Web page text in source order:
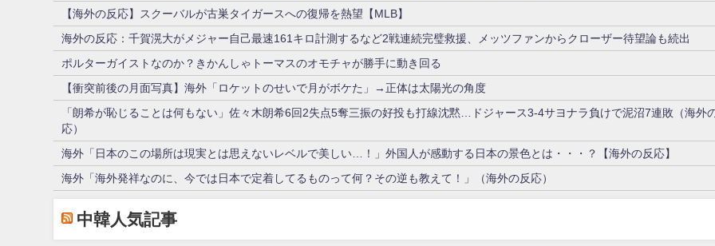
【海外の反応】スクーバルが古巣タイガースへの復帰を熱望【MLB】
海外の反応：千賀滉大がメジャー自己最速161キロ計測するなど2戦連続完璧救援、メッツファンからクローザー待望論も続出
ポルターガイストなのか？きかんしゃトーマスのオモチャが勝手に動き回る
【衝突前後の月面写真】海外「ロケットのせいで月がボケた」→正体は太陽光の角度
「朗希が恥じることは何もない」佐々木朗希6回2失点5奪三振の好投も打線沈黙…ドジャース3-4サヨナラ負けで泥沼7連敗（海外
応）
海外「日本のこの場所は現実とは思えないレベルで美しい…！」外国人が感動する日本の景色とは・・・？【海外の反応】
海外「海外発祥なのに、今では日本で定着してるものって何？その逆も教えて！」（海外の反応）
中韓人気記事